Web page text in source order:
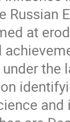
Russian
at
the